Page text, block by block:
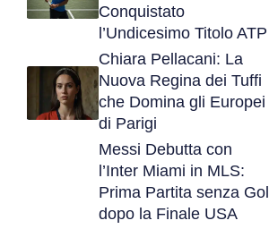
Conquistato
l’Undicesimo Titolo ATP
Chiara Pellacani: La
Nuova Regina dei Tuffi
che Domina gli Europei
di Parigi
Messi Debutta con
l’Inter Miami in MLS:
Prima Partita senza Gol
dopo la Finale USA